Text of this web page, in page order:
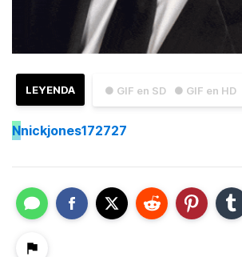
● GIF en SD ● GIF en HD
LEYENDA
Nnickjones172727